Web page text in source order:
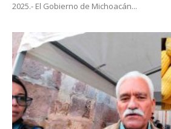
2025.- El Gobierno de Michoacán...